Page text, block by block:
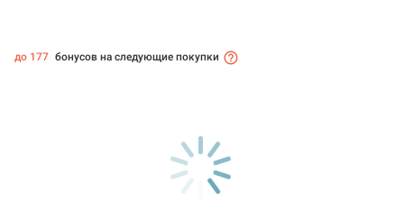
до 177 бонусов на следующие покупки